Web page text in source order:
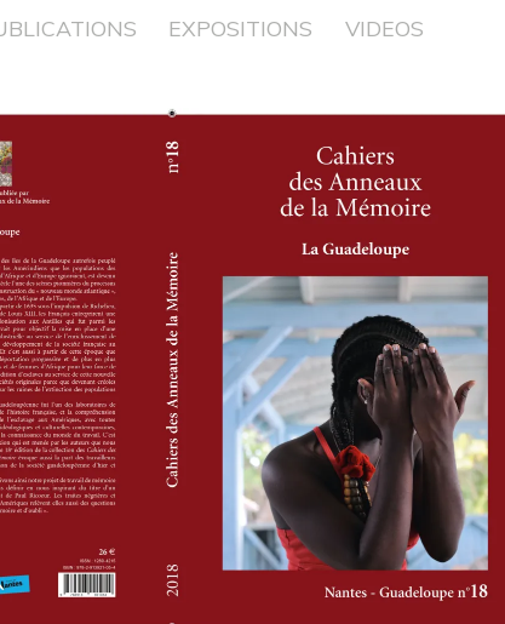
EXPOSITIONS VIDEOS